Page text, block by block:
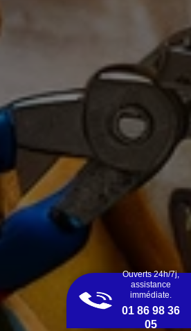
Ouverts 24h/7j,
assistance
immédiate.
01 86 98 36
05